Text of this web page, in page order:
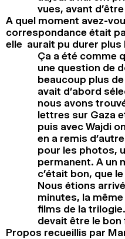
vues, avant
A quel moment avez-
correspondance était
elle aurait pu durer plus
Ça a été comme
une question de
beaucoup plus
avait d’abord
nous avons
lettres sur Gaza
puis avec Wajdi
en a remis
pour les photos,
permanent. A un
c’était bon, que
Nous étions
minutes, la
films de la
devait être le
Propos recueillis par